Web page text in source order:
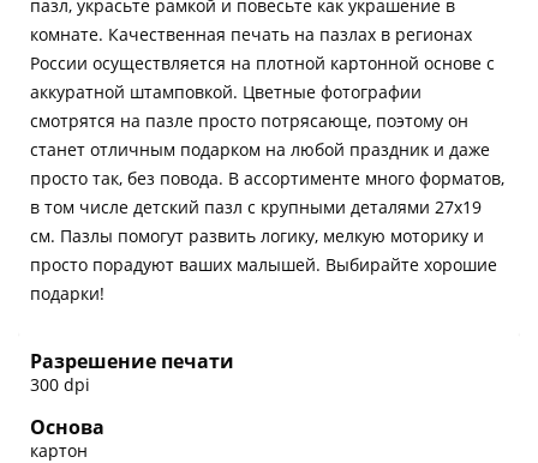
пазл, украсьте рамкой и повесьте как украшение в
комнате. Качественная печать на пазлах в регионах
России осуществляется на плотной картонной основе с
аккуратной штамповкой. Цветные фотографии
смотрятся на пазле просто потрясающе, поэтому он
станет отличным подарком на любой праздник и даже
просто так, без повода. В ассортименте много форматов,
в том числе детский пазл с крупными деталями 27х19
см. Пазлы помогут развить логику, мелкую моторику и
просто порадуют ваших малышей. Выбирайте хорошие
подарки!
Разрешение печати
300 dpi
Основа
картон